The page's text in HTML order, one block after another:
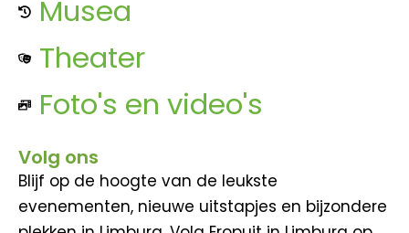
Musea
Theater
Foto's en video's
Volg ons
Blijf op de hoogte van de leukste
evenementen, nieuwe uitstapjes en bijzondere